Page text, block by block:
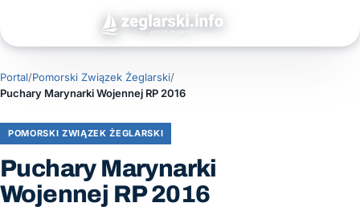
Portal/Pomorski Związek Żeglarski/
Puchary Marynarki Wojennej RP 2016
POMORSKI ZWIĄZEK ŻEGLARSKI
Puchary Marynarki
Wojennej RP 2016